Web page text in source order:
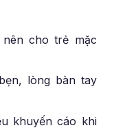
cho trẻ mặc
lòng bàn tay
khuyến cáo khi